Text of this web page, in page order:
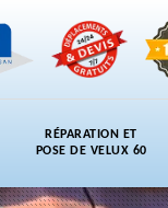
RÉPARATION ET
POSE DE VELUX 60